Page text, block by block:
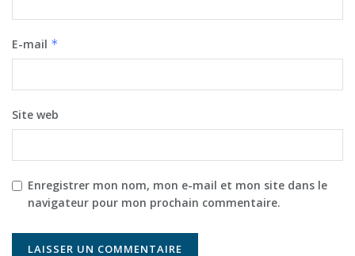
E-mail *
Site web
Enregistrer mon nom, mon e-mail et mon site dans le
navigateur pour mon prochain commentaire.